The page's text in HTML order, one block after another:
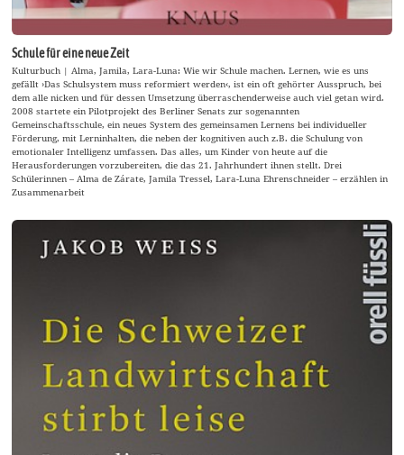
Schule für eine neue Zeit
Kulturbuch | Alma, Jamila, Lara-Luna: Wie wir Schule machen. Lernen, wie es uns
gefällt ›Das Schulsystem muss reformiert werden‹, ist ein oft gehörter Ausspruch, bei
dem alle nicken und für dessen Umsetzung überraschenderweise auch viel getan wird.
2008 startete ein Pilotprojekt des Berliner Senats zur sogenannten
Gemeinschaftsschule, ein neues System des gemeinsamen Lernens bei individueller
Förderung, mit Lerninhalten, die neben der kognitiven auch z.B. die Schulung von
emotionaler Intelligenz umfassen. Das alles, um Kinder von heute auf die
Herausforderungen vorzubereiten, die das 21. Jahrhundert ihnen stellt. Drei
Schülerinnen – Alma de Zárate, Jamila Tressel, Lara-Luna Ehrenschneider – erzählen in
Zusammenarbeit